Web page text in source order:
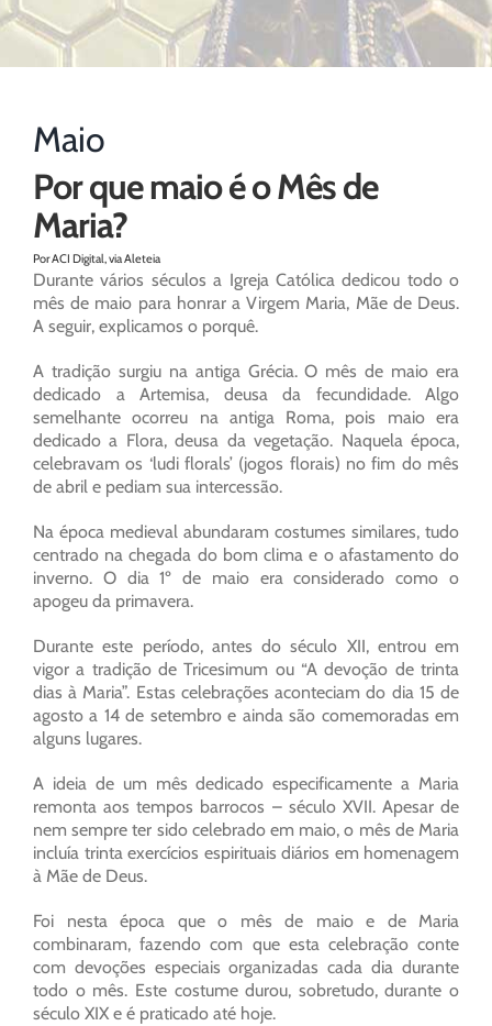
Maio
Por que maio é o Mês de
Maria?
Por ACI Digital, via Aleteia
Durante vários séculos a Igreja Católica dedicou todo o
mês de maio para honrar a Virgem Maria, Mãe de Deus.
A seguir, explicamos o porquê.
A tradição surgiu na antiga Grécia. O mês de maio era
dedicado a Artemisa, deusa da fecundidade. Algo
semelhante ocorreu na antiga Roma, pois maio era
dedicado a Flora, deusa da vegetação. Naquela época,
celebravam os ‘ludi florals’ (jogos florais) no fim do mês
de abril e pediam sua intercessão.
Na época medieval abundaram costumes similares, tudo
centrado na chegada do bom clima e o afastamento do
inverno. O dia 1º de maio era considerado como o
apogeu da primavera.
Durante este período, antes do século XII, entrou em
vigor a tradição de Tricesimum ou “A devoção de trinta
dias à Maria”. Estas celebrações aconteciam do dia 15 de
agosto a 14 de setembro e ainda são comemoradas em
alguns lugares.
A ideia de um mês dedicado especificamente a Maria
remonta aos tempos barrocos – século XVII. Apesar de
nem sempre ter sido celebrado em maio, o mês de Maria
incluía trinta exercícios espirituais diários em homenagem
à Mãe de Deus.
Foi nesta época que o mês de maio e de Maria
combinaram, fazendo com que esta celebração conte
com devoções especiais organizadas cada dia durante
todo o mês. Este costume durou, sobretudo, durante o
século XIX e é praticado até hoje.